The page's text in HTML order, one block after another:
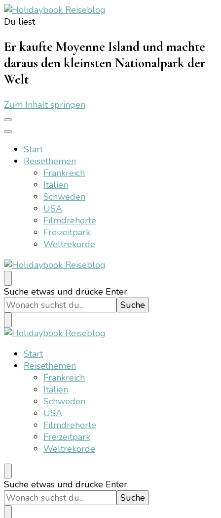
Du liest
Er kaufte Moyenne Island und machte
daraus den kleinsten Nationalpark der
Welt
Zum Inhalt springen
Start
Reisethemen
Frankreich
Italien
Schweden
USA
Filmdrehorte
Freizeitpark
Weltrekorde
Holidaybook Reiseblog
Suchst
du
nach
etwas?
Suche etwas und drücke Enter.
Holidaybook Reiseblog
Start
Reisethemen
Frankreich
Italien
Schweden
USA
Filmdrehorte
Freizeitpark
Weltrekorde
Suchst
du
nach
Suche etwas und drücke Enter.